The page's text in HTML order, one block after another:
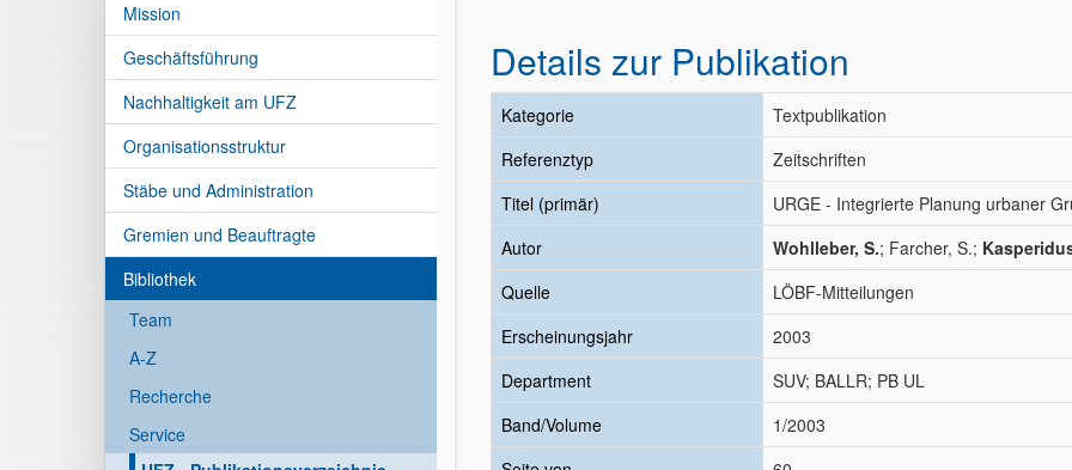
Mission
Geschäftsführung
Nachhaltigkeit am UFZ
Organisationsstruktur
Stäbe und Administration
Gremien und Beauftragte
Bibliothek
Team
A-Z
Recherche
Service
Details zur Publikation
Kategorie
Textpublikation
Referenztyp
Zeitschriften
Titel (primär)
URGE - Integrierte Planung urbaner
Autor
Wohlleber, S.; Farcher, S.;
Quelle
LÖBF-Mitteilungen
Erscheinungsjahr
2003
Department
SUV; BALLR; PB UL
Band/Volume
1/2003